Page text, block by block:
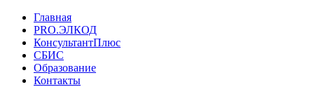
Главная
PRO.ЭЛКОД
КонсультантПлюс
СБИС
Образование
Контакты